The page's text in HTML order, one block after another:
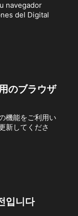
navegador
del Digital
のブラウザ
機能をご利用い
新してくださ
입니다